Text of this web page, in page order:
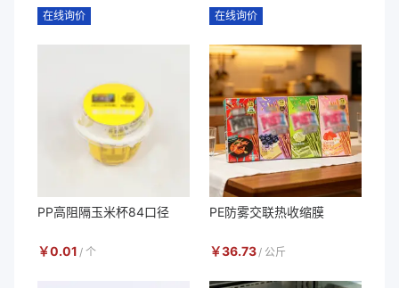
在线询价 在线询价
PP高阻隔玉米杯84口径
￥0.01 / 个
PE防雾交联热收缩膜
￥36.73 / 公斤